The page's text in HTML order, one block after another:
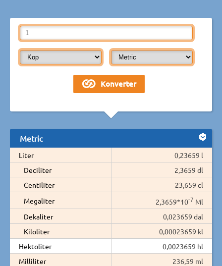
Metric
Liter
0,23659 l
Deciliter
2,3659 dl
Centiliter
23,659 cl
Megaliter
2,3659*10-7 Ml
Dekaliter
0,023659 dal
Kiloliter
0,00023659 kl
Hektoliter
0,0023659 hl
Milliliter
236,59 ml